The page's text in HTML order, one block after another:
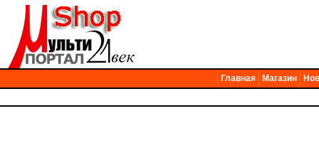
Главная Магазин